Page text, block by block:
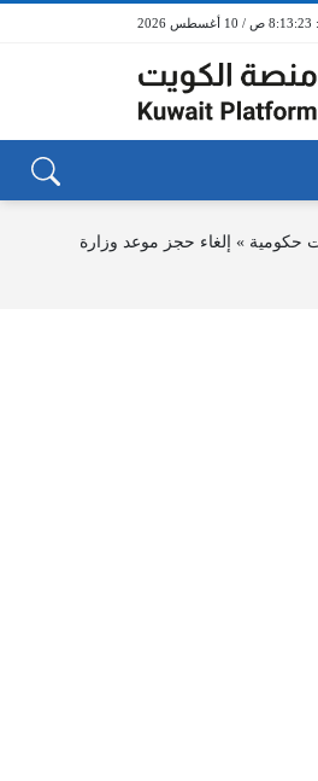
8:13:23 ص / 10 أغسطس 2026
حكومية » إلغاء حجز موعد وزارة